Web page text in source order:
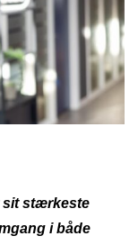
sit stærkeste
i både